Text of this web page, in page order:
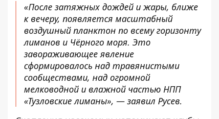
«После затяжных дождей и жары, ближе
к вечеру, появляется масштабный
воздушный планктон по всему горизонту
лиманов и Чёрного моря. Это
завораживающее явление
сформировалось над травянистыми
сообществами, над огромной
мелководной и влажной частью НПП
«Тузловские лиманы», — заявил Русев.